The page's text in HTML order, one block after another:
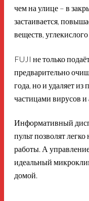
чем на улице – в
застаивается,
веществ,
FUJI не только
предварительно
года, но и удаляет
частицами вирусов и
Информативный
пульт позволят
работы. А
идеальный
домой.